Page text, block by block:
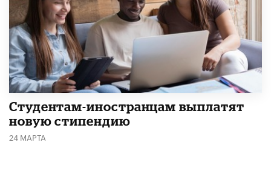
Студентам-иностранцам выплатят
новую стипендию
24 МАРТА